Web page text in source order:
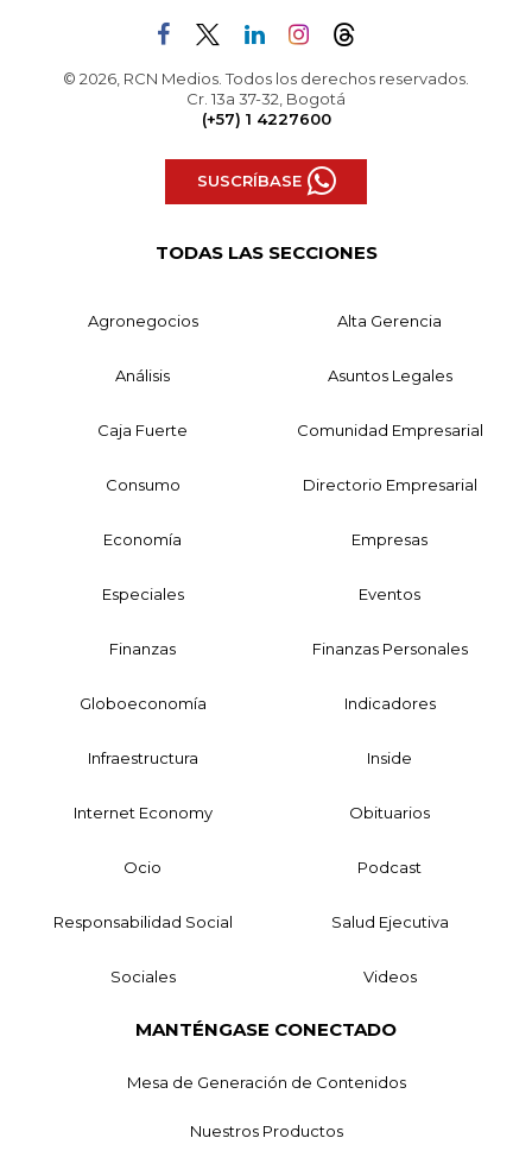
© 2026, RCN Medios. Todos los derechos reservados.
Cr. 13a 37-32, Bogotá
(+57) 1 4227600
SUSCRÍBASE
TODAS LAS SECCIONES
Agronegocios Alta Gerencia
Análisis Asuntos Legales
Caja Fuerte Comunidad Empresarial
Consumo Directorio Empresarial
Economía Empresas
Especiales Eventos
Finanzas Finanzas Personales
Globoeconomía Indicadores
Infraestructura Inside
Internet Economy Obituarios
Ocio Podcast
Responsabilidad Social Salud Ejecutiva
Sociales Videos
MANTÉNGASE CONECTADO
Mesa de Generación de Contenidos
Nuestros Productos